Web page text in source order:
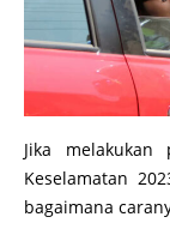
Jika
Keselamatan
bagaimana